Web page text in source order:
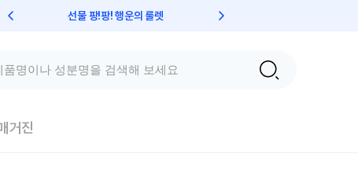
선물 팡!팡! 행운의 룰렛
거진